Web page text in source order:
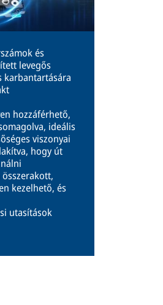
és
levegős
karbantartására
hozzáférhető,
ideális
viszonyai
hogy út
kezelhető, és
utasítások